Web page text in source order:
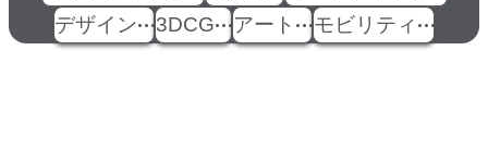
デザイン
3DCG アート モビリティ